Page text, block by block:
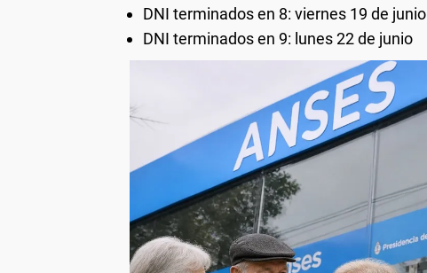
DNI terminados en 8: viernes 19 de junio
DNI terminados en 9: lunes 22 de junio